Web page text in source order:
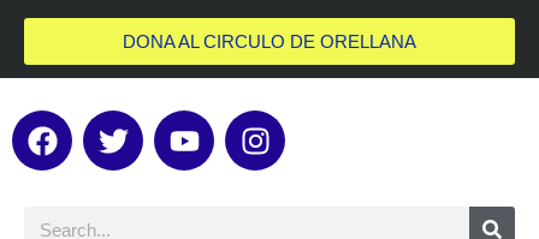
DONA AL CIRCULO DE ORELLANA